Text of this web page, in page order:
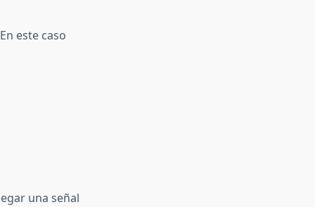
En este caso
una señal